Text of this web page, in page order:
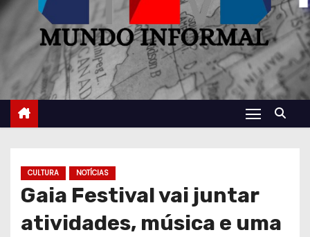
CULTURA NOTÍCIAS
Gaia Festival vai juntar
atividades, música e uma